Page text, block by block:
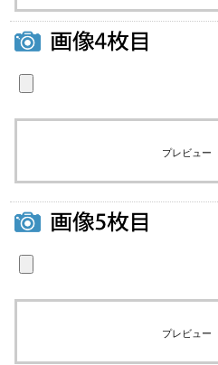
プレビュー
プレビュー